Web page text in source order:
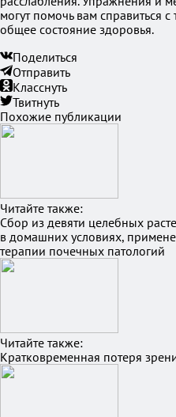
могут помочь вам справиться
общее состояние здоровья.
Поделиться
Отправить
Класснуть
Твитнуть
Похожие публикации
Читайте также:
Сбор из девяти целебных
в домашних условиях,
терапии почечных патологий
Читайте также:
Кратковременная потеря